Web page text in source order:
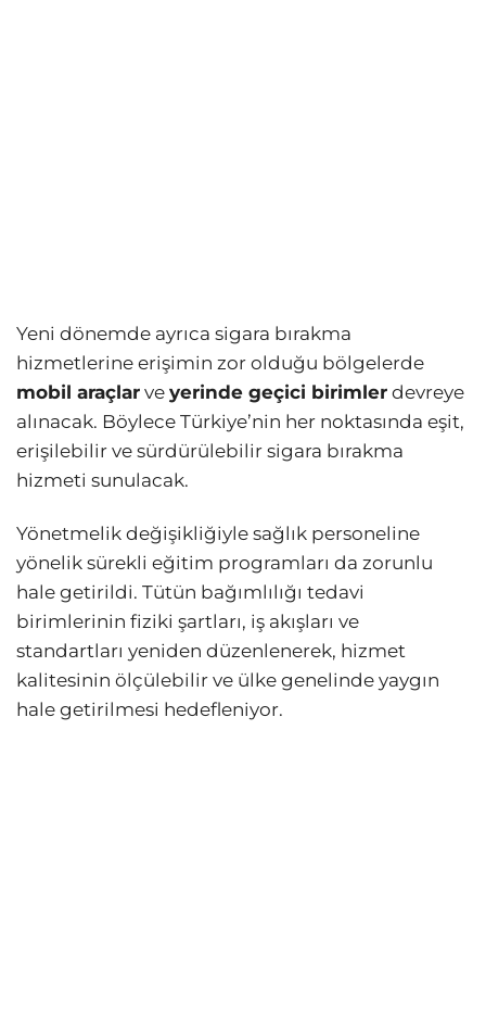
Yeni dönemde ayrıca sigara bırakma
hizmetlerine erişimin zor olduğu bölgelerde
mobil araçlar ve yerinde geçici birimler devreye
alınacak. Böylece Türkiye’nin her noktasında eşit,
erişilebilir ve sürdürülebilir sigara bırakma
hizmeti sunulacak.
Yönetmelik değişikliğiyle sağlık personeline
yönelik sürekli eğitim programları da zorunlu
hale getirildi. Tütün bağımlılığı tedavi
birimlerinin fiziki şartları, iş akışları ve
standartları yeniden düzenlenerek, hizmet
kalitesinin ölçülebilir ve ülke genelinde yaygın
hale getirilmesi hedefleniyor.